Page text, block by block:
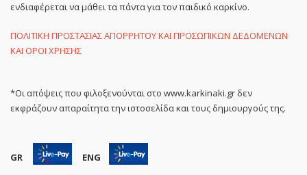
ενδιαφέρεται να μάθει τα πάντα για τον παιδικό καρκίνο.
ΠΟΛΙΤΙΚΗ ΠΡΟΣΤΑΣΙΑΣ ΑΠΟΡΡΗΤΟΥ ΚΑΙ ΠΡΟΣΩΠΙΚΩΝ ΔΕΔΟΜΕΝΩΝ
ΚΑΙ ΟΡΟΙ ΧΡΗΣΗΣ
*Οι απόψεις που φιλοξενούνται στο www.karkinaki.gr δεν
εκφράζουν απαραίτητα την ιστοσελίδα και τους δημιουργούς της.
GR ENG